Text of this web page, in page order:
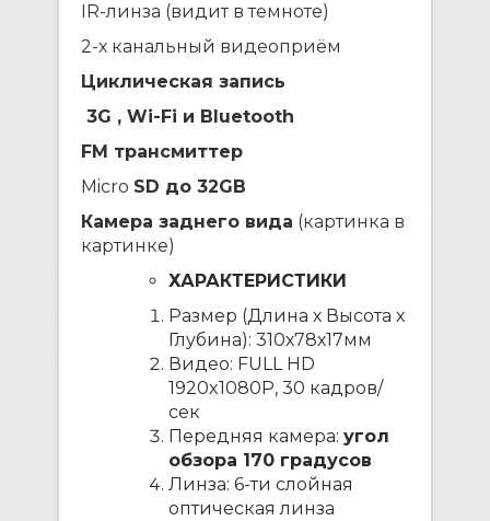
IR-линза (видит в темноте)
2-х канальный видеоприём
Циклическая запись
3G , Wi-Fi и Bluetooth
FM трансмиттер
Micro SD до 32GB
Камера заднего вида (картинка в
картинке)
ХАРАКТЕРИСТИКИ
Размер (Длина х Высота x
Глубина): 310х78х17мм
Видео: FULL HD
1920x1080P, 30 кадров/
сек
Передняя камера: угол
обзора 170 градусов
Линза: 6-ти слойная
оптическая линза